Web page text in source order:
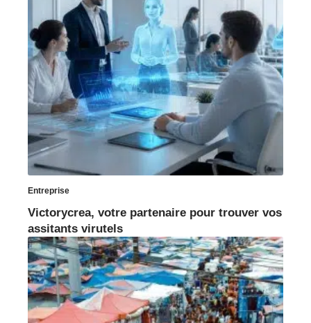
Entreprise
Victorycrea, votre partenaire pour trouver vos
assitants virutels